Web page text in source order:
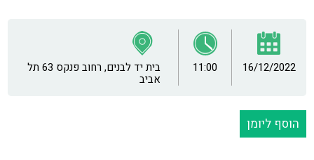
16/12/2022
11:00 בית יד לבנים, רחוב פנקס 63 תל
אביב
הוסף ליומן